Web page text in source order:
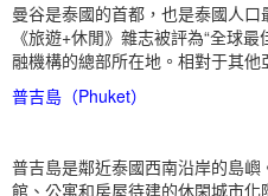
曼谷是泰國的首都，也是泰國人
《旅遊+休閒》雜志被評為“全球
融機構的總部所在地。相對于其
普吉島（Phuket）
普吉島是鄰近泰國西南沿岸的島
館、公寓和房屋待建的休閑城市